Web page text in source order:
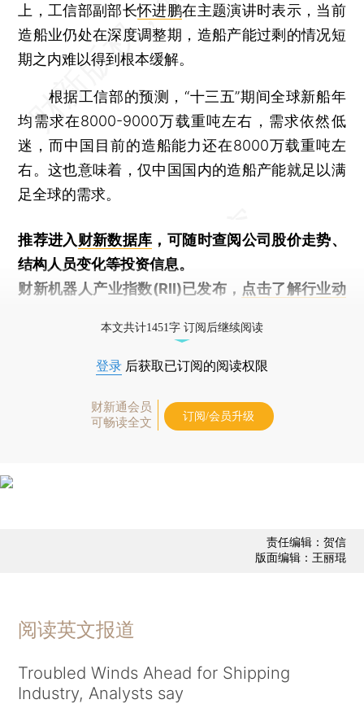
上，工信部副部长怀进鹏在主题演讲时表示，当前
造船业仍处在深度调整期，造船产能过剩的情况短
期之内难以得到根本缓解。
根据工信部的预测，“十三五”期间全球新船年
均需求在8000-9000万载重吨左右，需求依然低
迷，而中国目前的造船能力还在8000万载重吨左
右。这也意味着，仅中国国内的造船产能就足以满
足全球的需求。
推荐进入财新数据库 ，可随时查阅公司股价走势、
结构人员变化等投资信息。
财新机器人产业指数(RII)已发布， 点击了解行业动
本文共计1451字 订阅后继续阅读
登录 后获取已订阅的阅读权限
财新通会员
可畅读全文
订阅/会员升级
责任编辑：贺信
版面编辑：王丽琨
阅读英文报道
Troubled Winds Ahead for Shipping
Industry, Analysts say